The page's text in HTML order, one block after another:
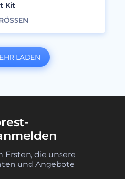
Kit
LADEN
Ersten, die unsere
und Angebote